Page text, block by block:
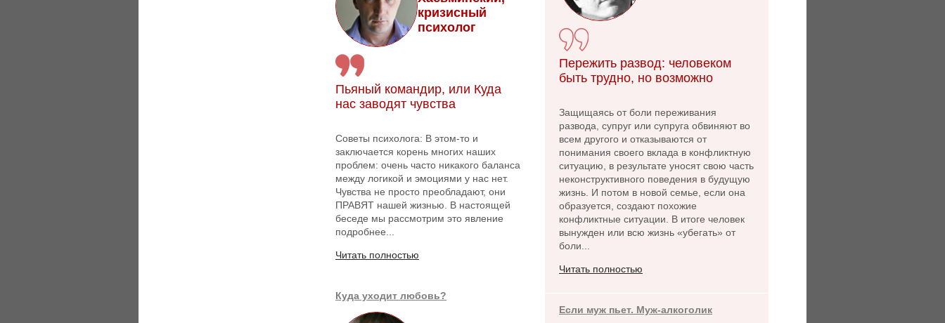
кризисный
психолог
Пьяный командир, или Куда
нас заводят чувства
Советы психолога: В этом-то и
заключается корень многих наших
проблем: очень часто никакого баланса
между логикой и эмоциями у нас нет.
Чувства не просто преобладают, они
ПРАВЯТ нашей жизнью. В настоящей
беседе мы рассмотрим это явление
подробнее...
Читать полностью
Куда уходит любовь?
Пережить развод: человеком
быть трудно, но возможно
Защищаясь от боли переживания
развода, супруг или супруга обвиняют во
всем другого и отказываются от
понимания своего вклада в конфликтную
ситуацию, в результате уносят свою часть
неконструктивного поведения в будущую
жизнь. И потом в новой семье, если она
образуется, создают похожие
конфликтные ситуации. В итоге человек
вынужден или всю жизнь «убегать» от
боли...
Читать полностью
Если муж пьет. Муж-алкоголик